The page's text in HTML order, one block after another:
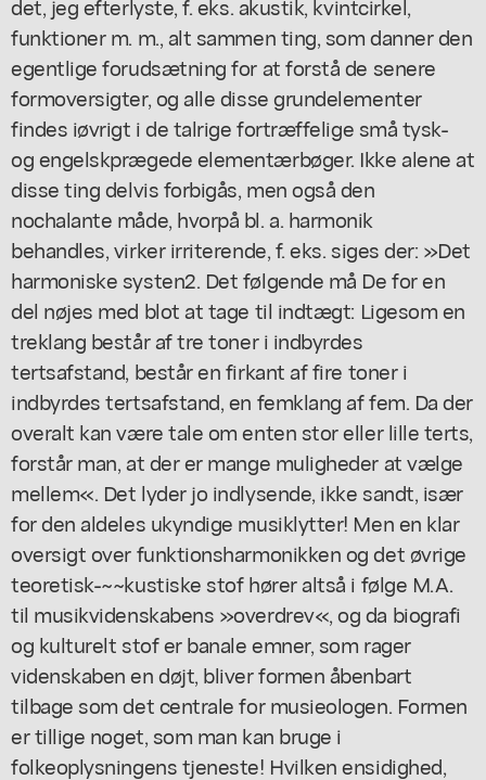
funktioner m. m., alt sammen ting, som danner den
egentlige forudsætning for at forstå de senere
formoversigter, og alle disse grundelementer
findes iøvrigt i de talrige fortræffelige små tysk-
og engelskprægede elementærbøger. Ikke alene at
disse ting delvis forbigås, men også den
nochalante måde, hvorpå bl. a. harmonik
behandles, virker irriterende, f. eks. siges der: »Det
harmoniske systen2. Det følgende må De for en
del nøjes med blot at tage til indtægt: Ligesom en
treklang består af tre toner i indbyrdes
tertsafstand, består en firkant af fire toner i
indbyrdes tertsafstand, en femklang af fem. Da der
overalt kan være tale om enten stor eller lille terts,
forstår man, at der er mange muligheder at vælge
mellem«. Det lyder jo indlysende, ikke sandt, især
for den aldeles ukyndige musiklytter! Men en klar
oversigt over funktionsharmonikken og det øvrige
teoretisk-~~kustiske stof hører altså i følge M.A.
til musikvidenskabens »overdrev«, og da biografi
og kulturelt stof er banale emner, som rager
videnskaben en døjt, bliver formen åbenbart
tilbage som det centrale for musieologen. Formen
er tillige noget, som man kan bruge i
folkeoplysningens tjeneste! Hvilken ensidighed,